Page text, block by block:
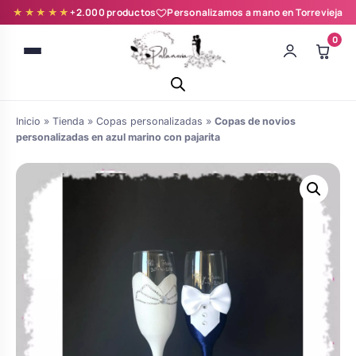
★★★★★+2.000 productos Personalizamos a mano en Torrevieja
0
novia y zapatillas
personalizadas
de boda
Árboles de Huellas para Primera
Batas de comunión personalizadas
Inicio » Tienda » Copas personalizadas » Copas de novios
personalizadas en azul marino con pajarita